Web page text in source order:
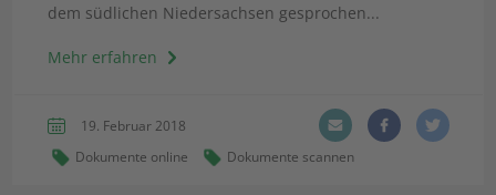
dem südlichen Niedersachsen gesprochen...
Mehr erfahren
19. Februar 2018
Dokumente online
Dokumente scannen